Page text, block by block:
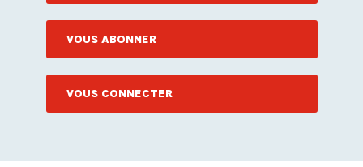
VOUS ABONNER
VOUS CONNECTER